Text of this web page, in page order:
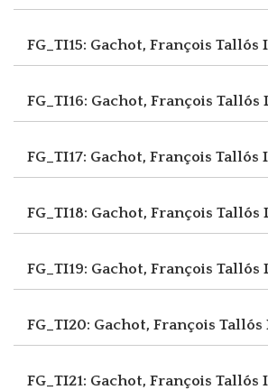
FG_TI15: Gachot, François Tallós
FG_TI16: Gachot, François Tallós
FG_TI17: Gachot, François Tallós
FG_TI18: Gachot, François Tallós
FG_TI19: Gachot, François Tallós
FG_TI20: Gachot, François Tallós
FG_TI21: Gachot, François Tallós